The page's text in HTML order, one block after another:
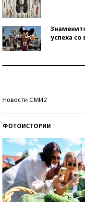
успеха
Новости СМИ2
ФОТОИСТОРИИ